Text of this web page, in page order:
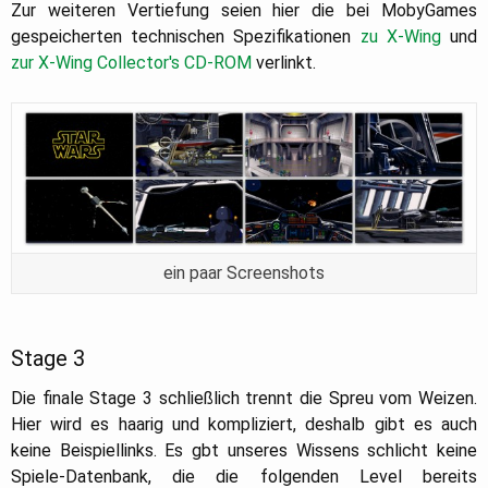
Zur weiteren Vertiefung seien hier die bei MobyGames
gespeicherten technischen Spezifikationen zu X-Wingund
zur X-Wing Collector's CD-ROM verlinkt.
ein paar Screenshots
Stage 3
Die finale Stage 3 schließlich trennt die Spreu vom Weizen.
Hier wird es haarig und kompliziert, deshalb gibt es auch
keine Beispiellinks. Es gbt unseres Wissens schlicht keine
Spiele-Datenbank, die die folgenden Level bereits